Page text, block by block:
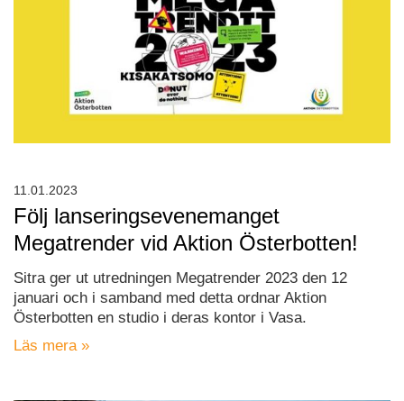
Följ lanseringsevenemanget
Megatrender vid Aktion Österbotten!
Sitra ger ut utredningen Megatrender 2023 den 12
januari och i samband med detta ordnar Aktion
Österbotten en studio i deras kontor i Vasa.
Läs mera »
11.01.2023